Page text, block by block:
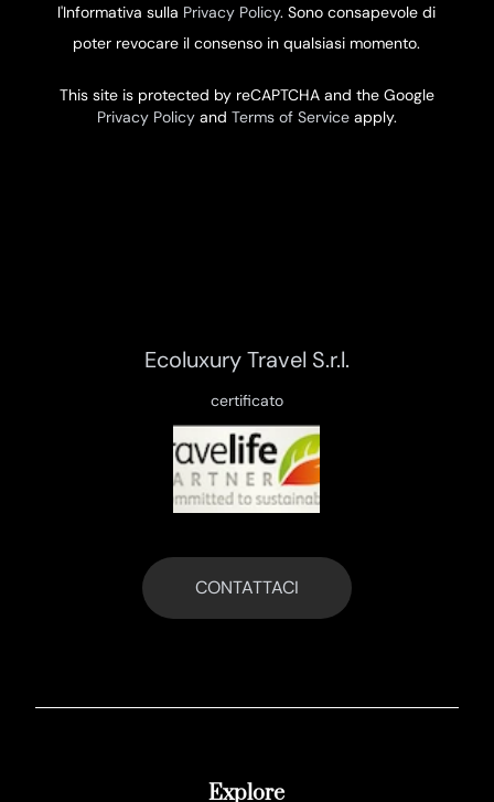
l'Informativa sulla Privacy Policy. Sono consapevole di
poter revocare il consenso in qualsiasi momento.
This site is protected by reCAPTCHA and the Google
Privacy Policyand Terms of Serviceapply.
Ecoluxury Travel S.r.l.
certificato
CONTATTACI
Explore